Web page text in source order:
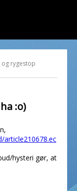
og rygestop
:o)
article210678.ec
hysteri gør, at